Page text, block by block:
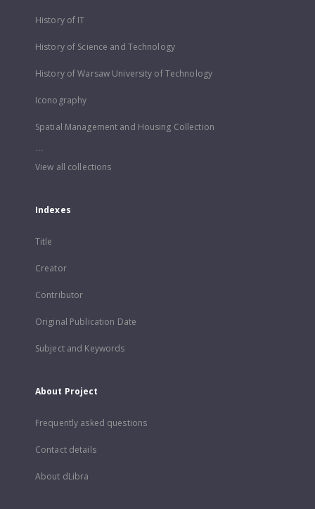
History of IT
History of Science and Technology
History of Warsaw University of Technology
Iconography
Spatial Management and Housing Collection
...
View all collections
Indexes
Title
Creator
Contributor
Original Publication Date
Subject and Keywords
About Project
Frequently asked questions
Contact details
About dLibra